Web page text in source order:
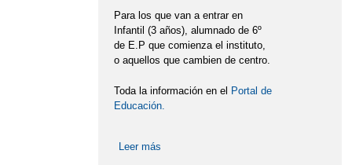
Para los que van a entrar en
Infantil (3 años), alumnado de 6º
de E.P que comienza el instituto,
o aquellos que cambien de centro.
Toda la información en el Portal de
Educación.
Leer más